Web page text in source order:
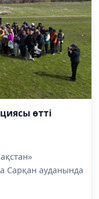
өтті
Сарқан ауданында